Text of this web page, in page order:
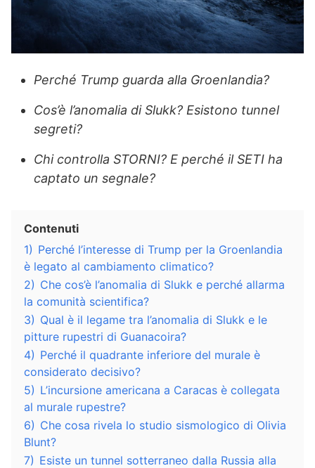
Perché Trump guarda alla Groenlandia?
Cos’è l’anomalia di Slukk? Esistono tunnel
segreti?
Chi controlla STORNI? E perché il SETI ha
captato un segnale?
Contenuti
1) Perché l’interesse di Trump per la Groenlandia
è legato al cambiamento climatico?
2) Che cos’è l’anomalia di Slukk e perché allarma
la comunità scientifica?
3) Qual è il legame tra l’anomalia di Slukk e le
pitture rupestri di Guanacoira?
4) Perché il quadrante inferiore del murale è
considerato decisivo?
5) L’incursione americana a Caracas è collegata
al murale rupestre?
6) Che cosa rivela lo studio sismologico di Olivia
Blunt?
7) Esiste un tunnel sotterraneo dalla Russia alla